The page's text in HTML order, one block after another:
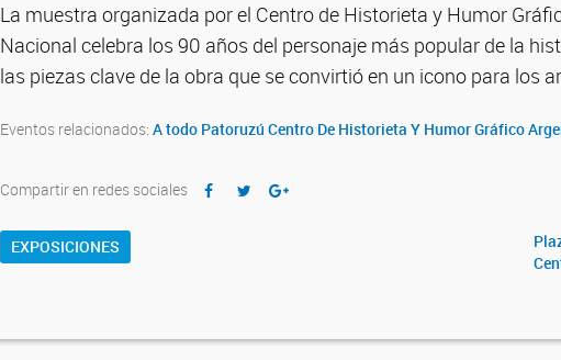
La muestra organizada por el Centro de Historieta y Humor
Nacional celebra los 90 años del personaje más popular de la
las piezas clave de la obra que se convirtió en un icono para los
Eventos relacionados: A todo Patoruzú Centro De Historieta Y Humor Gráfico
Compartir en redes sociales
EXPOSICIONES